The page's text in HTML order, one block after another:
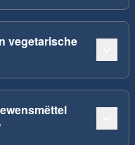
vegetarische